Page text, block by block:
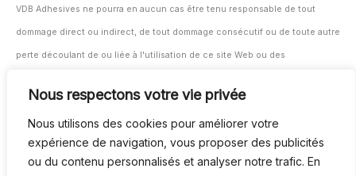
Nous respectons votre vie privée
Nous utilisons des cookies pour améliorer votre
expérience de navigation, vous proposer des publicités
ou du contenu personnalisés et analyser notre trafic. En
VDB Adhesives ne pourra en aucun cas être tenu responsable de tout
dommage direct ou indirect, de tout dommage consécutif ou de toute autre
perte découlant de ou liée à l'utilisation de ce site Web ou des
L'utilisateur/transformateur reste seul responsable du test et du suivi de
l'adéquation des matériaux et produits à leur application prévue, avant et
pendant l'utilisation.
Tous nos contrats sont soumis à nos conditions générales. Celles-ci